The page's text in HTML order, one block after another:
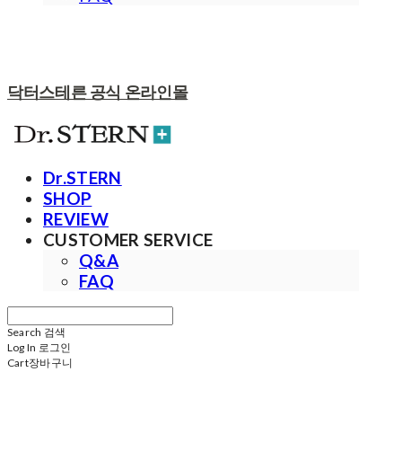
닥터스테른 공식 온라인몰
Dr.STERN
SHOP
REVIEW
CUSTOMER SERVICE
Q&A
FAQ
Search 검색
Log In 로그인
Cart장바구니